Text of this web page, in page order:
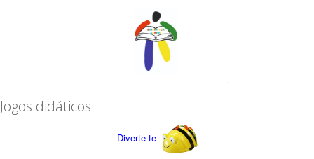
Jogos didáticos
Diverte-te